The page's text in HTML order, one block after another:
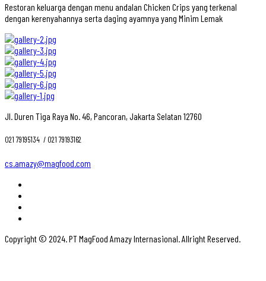
Restoran keluarga dengan menu andalan Chicken Crips yang terkenal
dengan kerenyahannya serta daging ayamnya yang Minim Lemak
Jl. Duren Tiga Raya No. 46, Pancoran, Jakarta Selatan 12760
021 79195134 ‎ / 021 79193162
cs.amazy@magfood.com
Copyright © 2024. PT MagFood Amazy Internasional. Allright Reserved.